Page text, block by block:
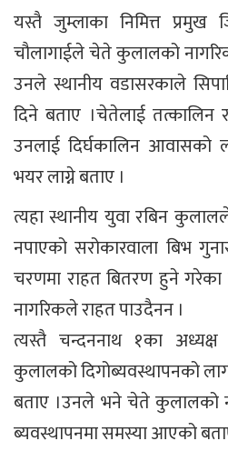
यस्तै जुम्लाका निमित्त प्रमुख
चौलागाईले चेते कुलालको
उनले स्थानीय वडासरकाले
दिने बताए ।चेतेलाई तत्कालिन
उनलाई दिर्घकालिन आवासको
भयर लाग्ने बताए ।
त्यहा स्थानीय युवा रबिन
नपाएको सरोकारवाला बिभ
चरणमा राहत बितरण हुने
नागरिकले राहत पाउदैनन ।
त्यस्तै चन्दननाथ १का
कुलालको दिगोब्यवस्थापनको
बताए ।उनले भने चेते कुलालको
ब्यवस्थापनमा समस्या आएको